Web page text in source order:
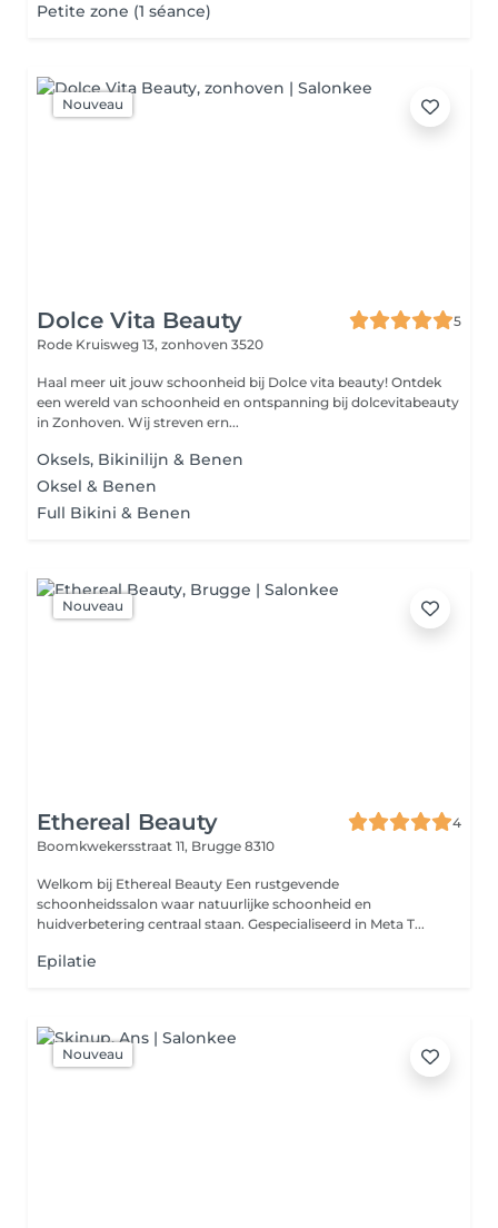
Petite zone (1 séance)
Nouveau
Dolce Vita Beauty
5
Rode Kruisweg 13, zonhoven 3520
Haal meer uit jouw schoonheid bij Dolce vita beauty! Ontdek
een wereld van schoonheid en ontspanning bij dolcevitabeauty
in Zonhoven. Wij streven ern...
Oksels, Bikinilijn & Benen
Oksel & Benen
Full Bikini & Benen
Nouveau
Ethereal Beauty
4
Boomkwekersstraat 11, Brugge 8310
Welkom bij Ethereal Beauty Een rustgevende
schoonheidssalon waar natuurlijke schoonheid en
huidverbetering centraal staan. Gespecialiseerd in Meta T...
Epilatie
Nouveau